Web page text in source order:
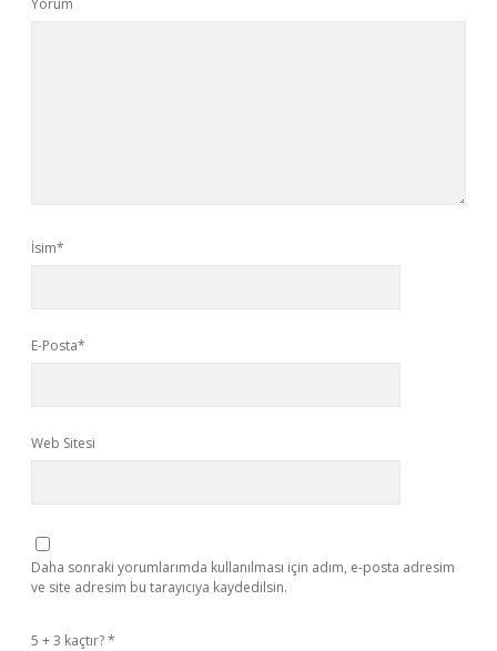
Yorum
İsim*
E-Posta*
Web Sitesi
Daha sonraki yorumlarımda kullanılması için adım, e-posta adresim
ve site adresim bu tarayıcıya kaydedilsin.
5 + 3 kaçtır?*